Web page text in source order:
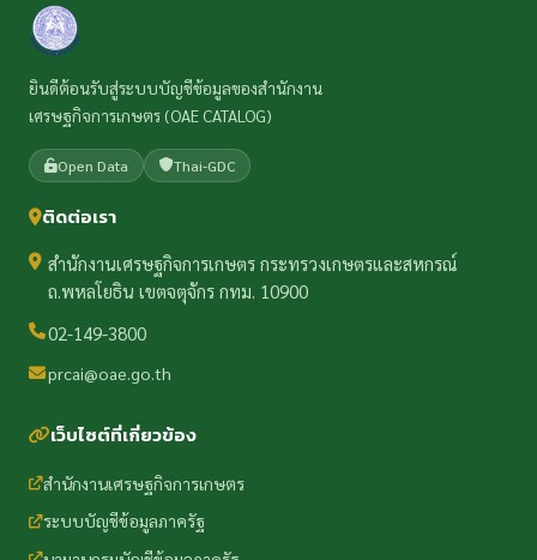
ยินดีต้อนรับสู่ระบบบัญชีข้อมูลของสำนักงาน
เศรษฐกิจการเกษตร (OAE CATALOG)
Open Data Thai-GDC
ติดต่อเรา
สำนักงานเศรษฐกิจการเกษตร กระทรวงเกษตรและสหกรณ์
ถ.พหลโยธิน เขตจตุจักร กทม. 10900
02-149-3800
prcai@oae.go.th
เว็บไซต์ที่เกี่ยวข้อง
สำนักงานเศรษฐกิจการเกษตร
ระบบบัญชีข้อมูลภาครัฐ